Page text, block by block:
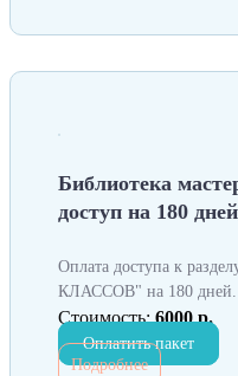
Библиотека
доступ на 180
Оплата доступа к
КЛАССОВ" на 180 дней.
Стоимость: 6000 р.
Оплатить пакет
Подробнее